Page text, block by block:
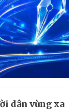
dân vùng xa